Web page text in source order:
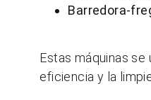
Barredora-
Estas máquinas
eficiencia y la